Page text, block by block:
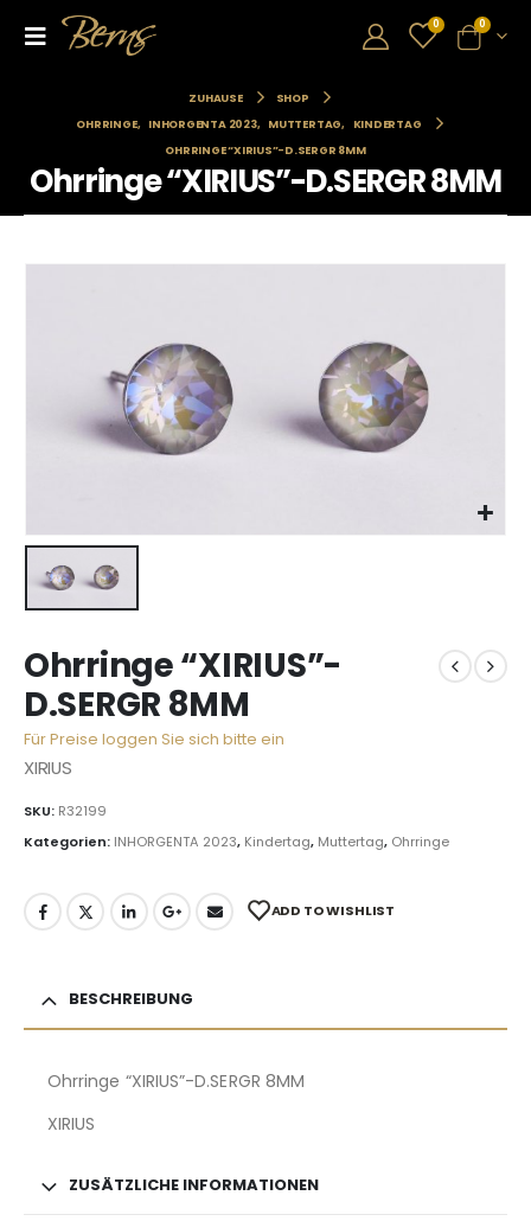
0 0
ZUHAUSE
SHOP
OHRRINGE, INHORGENTA 2023, MUTTERTAG,
KINDERTAG
OHRRINGE “XIRIUS”-D.SERGR 8MM
Ohrringe “XIRIUS”-D.SERGR 8MM
Ohrringe “XIRIUS”-
D.SERGR 8MM
Für Preise loggen Sie sich bitte ein
XIRIUS
SKU: R32199
Kategorien: INHORGENTA 2023, Kindertag, Muttertag, Ohrringe
ADD TO WISHLIST
BESCHREIBUNG
Ohrringe “XIRIUS”-D.SERGR 8MM
XIRIUS
ZUSÄTZLICHE INFORMATIONEN